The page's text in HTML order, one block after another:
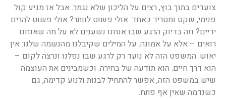
צועדים בתוך בוץ, רצים על הליכון שלא נגמר. אבל אז מגיע קול
פנימי, שקט ומטריד כאחד: אולי פשוט לוותר? אולי פשוט להרים
ידיים? וזה בדיוק הרגע שבו אנחנו נשענים לא על מה שאנחנו
רואים – אלא על אמונה. על המילים שקיבלנו מהנשמה שלנו: אין
יאוש. המשפט הזה לא נועד רק לרגע שבו נפלנו ונרצה לקום –
הוא דרך חיים. הוא תודעה של בחירה. וכשמבינים את העוצמה
שיש במשפט הזה, אפשר להתחיל לבנות ולנוע קדימה, גם
כשנדמה שאין אף פתח.